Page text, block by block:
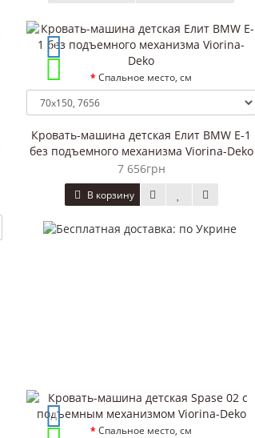
Спальное место, см
Кровать-машина детская Елит BMW E-1
без подъемного механизма Viorina-Deko
7 656грн
В корзину
Спальное место, см